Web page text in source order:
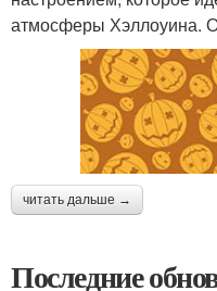
атмосферы Хэллоуина.
читать дальше →
Последние